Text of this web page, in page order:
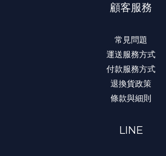
顧客服務
常見問題
運送服務方式
付款服務方式
退換貨政策
條款與細則
LINE